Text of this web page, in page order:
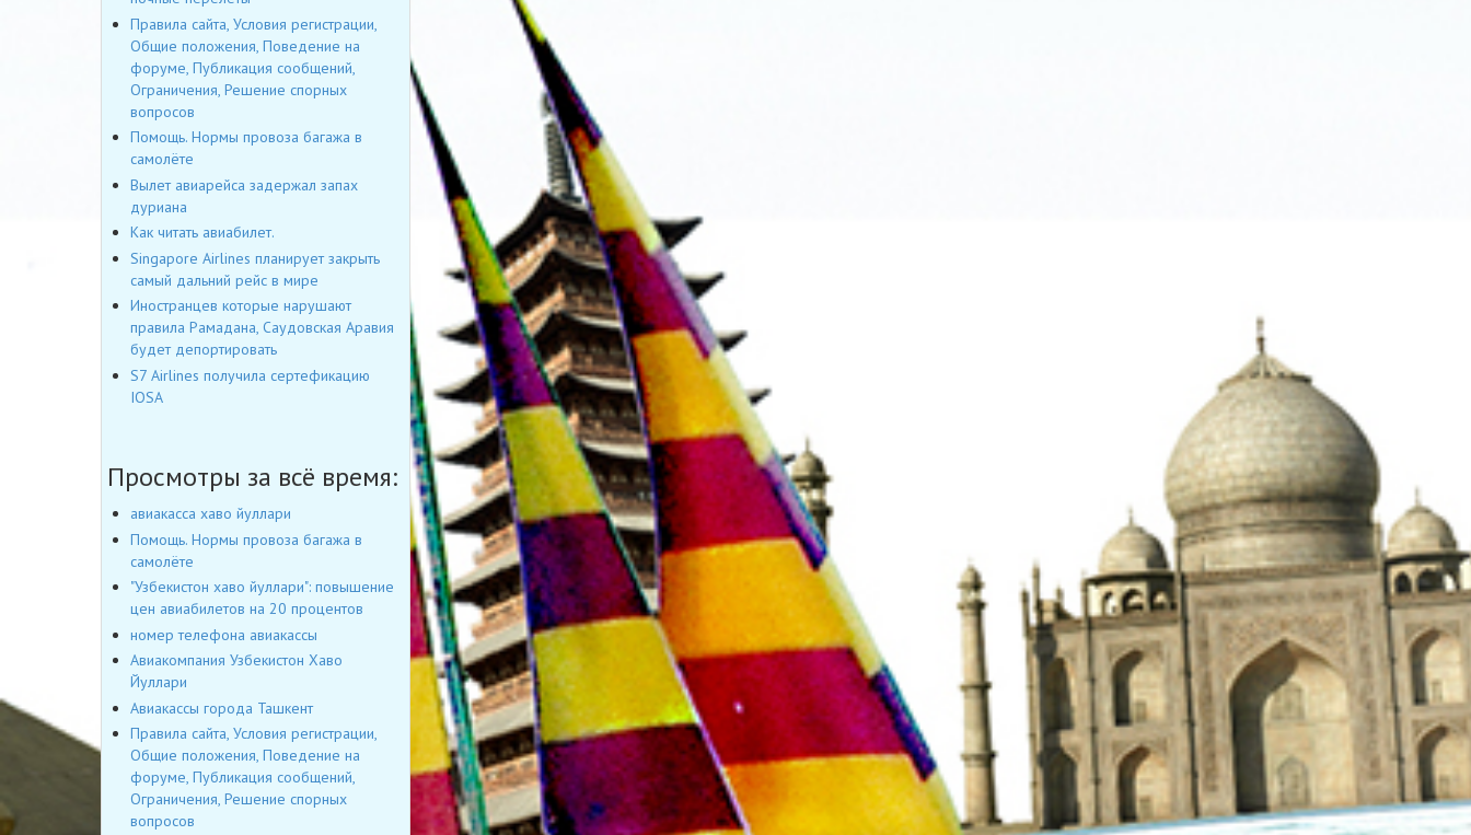
Правила сайта, Условия регистрации,
Общие положения, Поведение на
форуме, Публикация сообщений,
Ограничения, Решение спорных
вопросов
Помощь. Нормы провоза багажа в
самолёте
Вылет авиарейса задержал запах
дуриана
Как читать авиабилет.
Singapore Airlines планирует закрыть
самый дальний рейс в мире
Иностранцев которые нарушают
правила Рамадана, Саудовская Аравия
будет депортировать
S7 Airlines получила сертефикацию
IOSA
Просмотры за всё время:
авиакасса хаво йуллари
Помощь. Нормы провоза багажа в
самолёте
"Узбекистон хаво йуллари": повышение
цен авиабилетов на 20 процентов
номер телефона авиакассы
Авиакомпания Узбекистон Хаво
Йуллари
Авиакассы города Ташкент
Правила сайта, Условия регистрации,
Общие положения, Поведение на
форуме, Публикация сообщений,
Ограничения, Решение спорных
вопросов